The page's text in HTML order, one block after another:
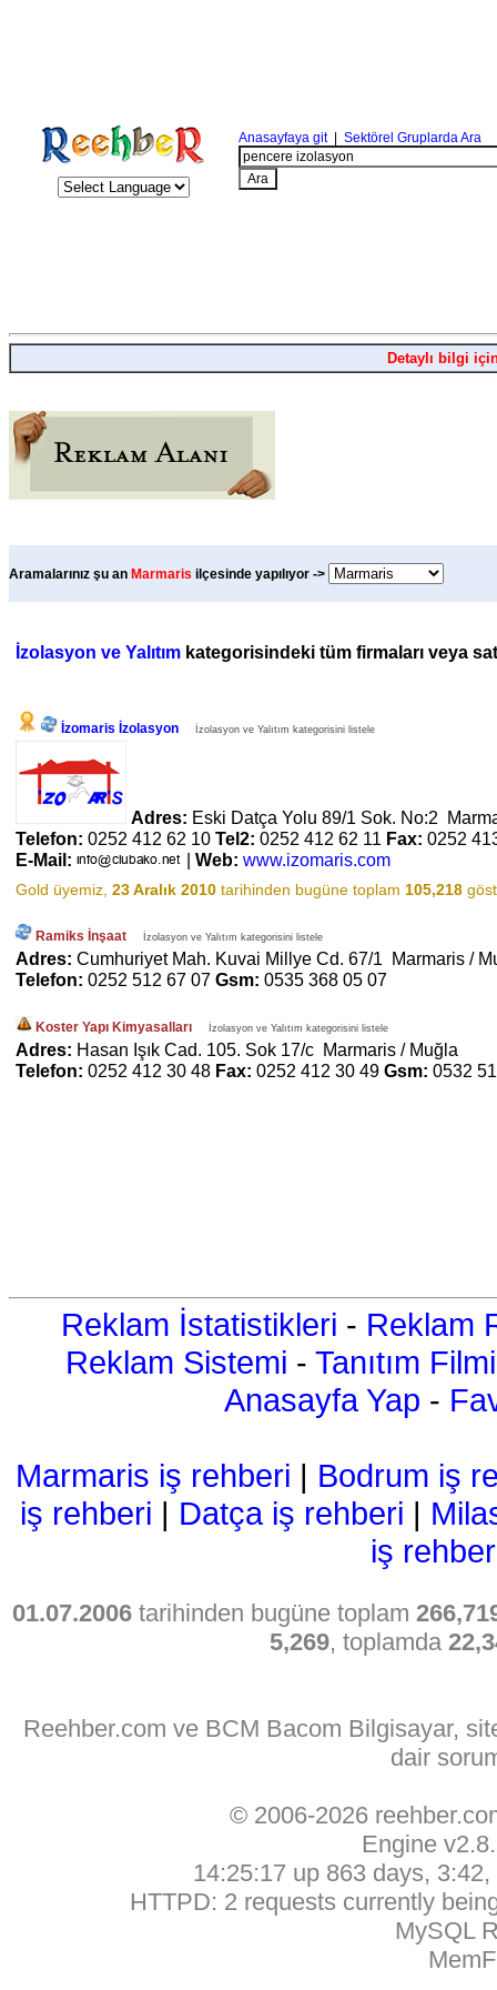
Anasayfaya git| Sektörel Gruplarda Ara
Detaylı bilgi
Aramalarınız şu an Marmaris ilçesinde yapılıyor ->
İzolasyon ve Yalıtım kategorisindeki tüm firmaları veya
İzomaris İzolasyon İzolasyon ve Yalıtım kategorisini listele
Adres: Eski Datça Yolu 89/1 Sok. No:2
Telefon: 0252 412 62 10 Tel2: 0252 412 62 11 Fax: 0252
E-Mail:
| Web: www.izomaris.com
Gold üyemiz, 23 Aralık 2010 tarihinden bugüne toplam 105,218
Ramiks İnşaat İzolasyon ve Yalıtım kategorisini listele
Adres: Cumhuriyet Mah. Kuvai Millye Cd. 67/1 Marmaris /
Telefon: 0252 512 67 07 Gsm: 0535 368 05 07
Koster Yapı Kimyasalları İzolasyon ve Yalıtım kategorisini listele
Adres: Hasan Işık Cad. 105. Sok 17/c Marmaris / Muğla
Telefon: 0252 412 30 48 Fax: 0252 412 30 49 Gsm: 0532
Reklam İstatistikleri - Reklam
Reklam Sistemi - Tanıtım Filmi
Anasayfa Yap -
Marmaris iş rehberi | Bodrum iş
iş rehberi | Datça iş rehberi |
iş
01.07.2006 tarihinden bugüne toplam
5,269, toplamda
Reehber.com ve BCM Bacom Bilgisayar,
dair
© 2006-2026
Engine
14:25:17 up 863 days,
HTTPD: 2 requests currently
MySQL